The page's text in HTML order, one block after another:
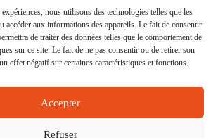
nous utilisons des technologies telles que les
accéder aux informations des appareils. Le fait de consentir
de traiter des données telles que le comportement de
sur ce site. Le fait de ne pas consentir ou de retirer son
effet négatif sur certaines caractéristiques et fonctions.
Accepter
Refuser